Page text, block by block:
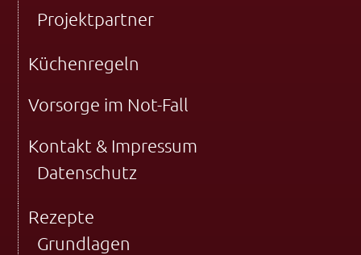
Projektpartner
Küchenregeln
Vorsorge im Not-Fall
Kontakt & Impressum
Datenschutz
Rezepte
Grundlagen